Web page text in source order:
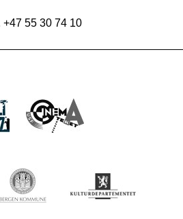
+47 55 30 74 10